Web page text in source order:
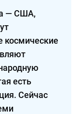
— США,
космические
есть
Сейчас